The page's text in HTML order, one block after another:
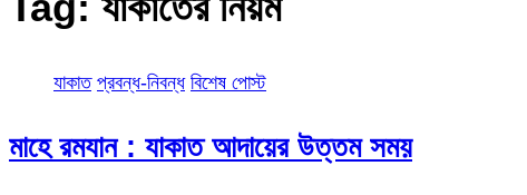
যাকাত প্রবন্ধ-নিবন্ধ বিশেষ পোস্ট
মাহে রমযান : যাকাত আদায়ের উত্তম সময়